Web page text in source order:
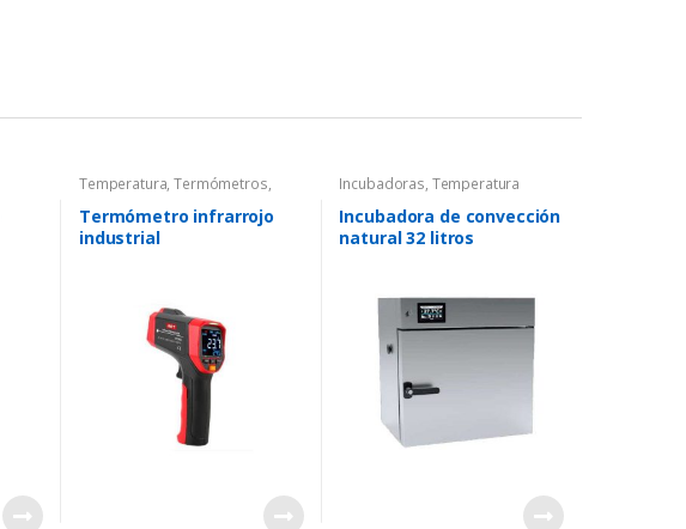
Temperatura,Termómetros,
Termómetros Infrarrojos
Termómetro infrarrojo
industrial
Incubadoras, Temperatura
Incubadora de convección
natural 32 litros